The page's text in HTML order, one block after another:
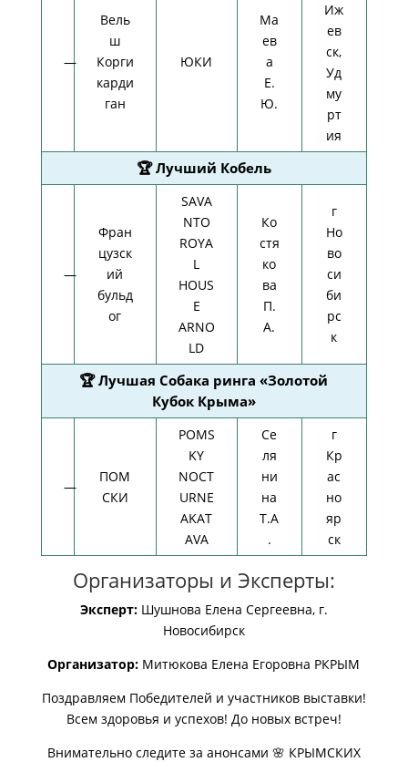
—
Вель
ш
Корги
карди
ган
ЮКИ
Ма
ев
а
Е.
Ю.
Иж
ев
ск,
Уд
му
рт
ия
🏆 Лучший Кобель
—
Фран
цузск
ий
бульд
ог
SAVA
NTO
ROYA
L
HOUS
E
ARNO
LD
Ко
стя
ко
ва
П.
А.
г
Но
во
си
би
рс
к
🏆 Лучшая Собака ринга «Золотой
Кубок Крыма»
—
ПОМ
СКИ
POMS
KY
NOCT
URNE
AKAT
AVA
Се
ля
ни
на
Т.А
.
г
Кр
ас
но
яр
ск
Организаторы и Эксперты:
Эксперт:Шушнова Елена Сергеевна, г.
Новосибирск
Организатор: Митюкова Елена Егоровна РКРЫМ
Поздравляем Победителей и участников выставки!
Всем здоровья и успехов! До новых встреч!
Внимательно следите за анонсами 🌸 КРЫМСКИХ